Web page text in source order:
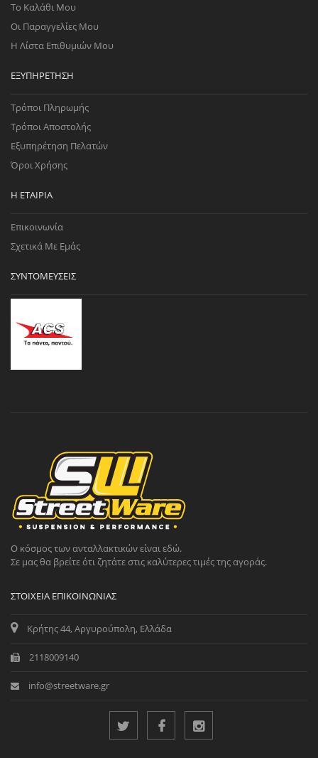
Το Καλάθι Μου
Οι Παραγγελίες Μου
Η Λίστα Επιθυμιών Μου
ΕΞΥΠΗΡΈΤΗΣΗ
Τρόποι Πληρωμής
Τρόποι Αποστολής
Εξυπηρέτηση Πελατών
Όροι Χρήσης
Η ΕΤΑΙΡΊΑ
Επικοινωνία
Σχετικά Με Εμάς
ΣΥΝΤΟΜΕΎΣΕΙΣ
Ο κόσμος των ανταλλακτικών είναι εδώ.
Σε μας θα βρείτε ότι ζητάτε στις καλύτερες τιμές της αγοράς.
ΣΤΟΙΧΕΊΑ ΕΠΙΚΟΙΝΩΝΊΑΣ
Κρήτης 44, Αργυρούπολη, Ελλάδα
2118009140
info@streetware.gr